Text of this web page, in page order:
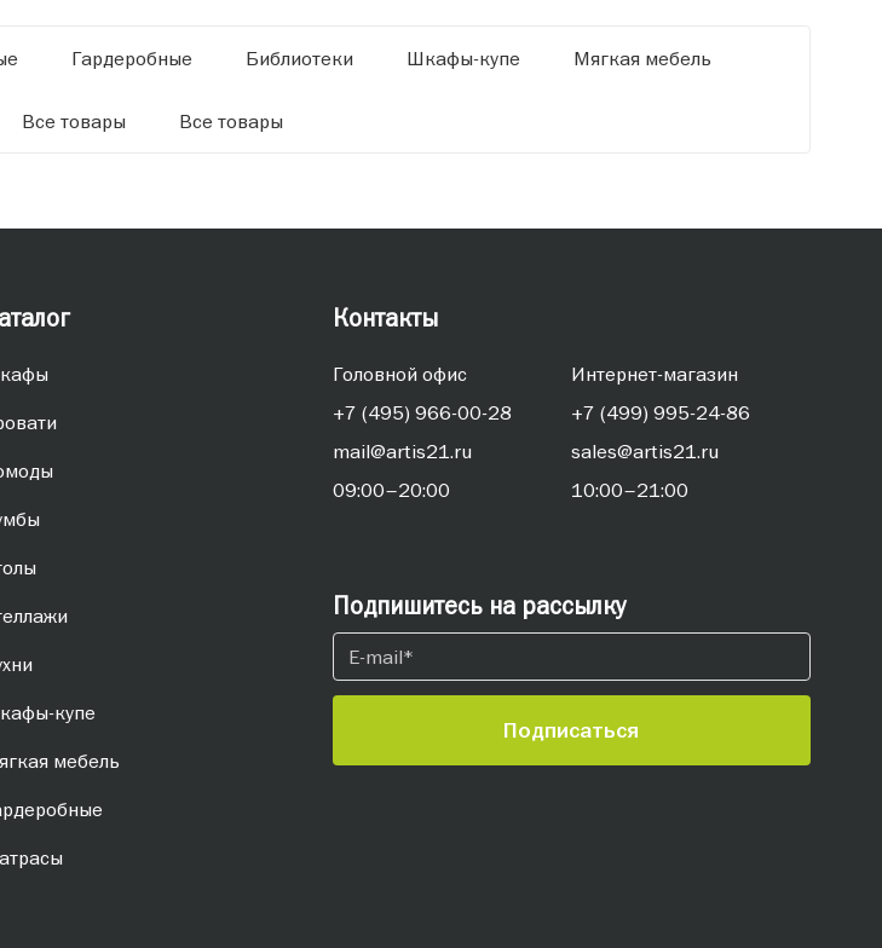
Гардеробные Библиотеки Шкафы-купе Мягкая мебель
Все товары Все товары
купе
мебель
Контакты
Головной офис
+7 (495) 966-00-28
mail@artis21.ru
09:00–20:00
Интернет-магазин
+7 (499) 995-24-86
sales@artis21.ru
10:00–21:00
Подпишитесь на рассылку
Подписаться